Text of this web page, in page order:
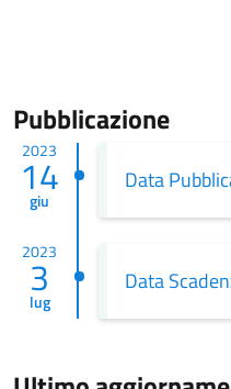
Pubblicazione
2023
14
giu
Data
2023
3
lug
Data